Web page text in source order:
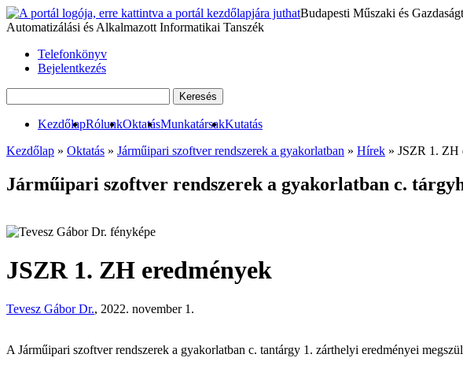
Budapesti Műszaki és
Automatizálási és Alkalmazott Informatikai Tanszék
Telefonkönyv
Bejelentkezés
KezdőlapRólunkOktatásMunkatársakKutatás
Kezdőlap » Oktatás » Járműipari szoftver rendszerek a gyakorlatban » Hírek » JSZR 1. ZH
Járműipari szoftver rendszerek a gyakorlatban c.
JSZR 1. ZH eredmények
Tevesz Gábor Dr., 2022. november 1.
A Járműipari szoftver rendszerek a gyakorlatban c. tantárgy 1. zárthelyi eredményei